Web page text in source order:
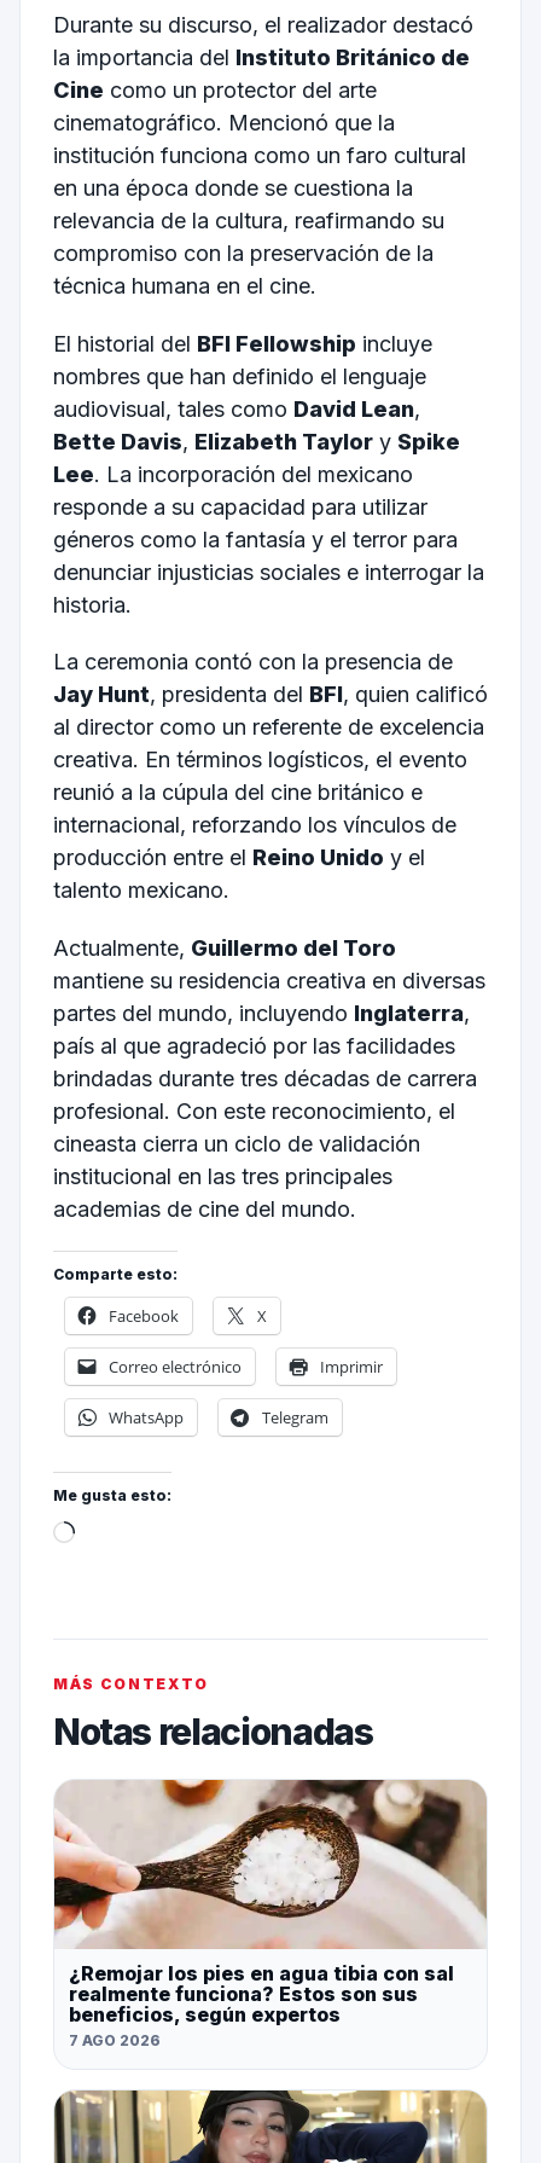
Durante su discurso, el realizador destacó
la importancia del Instituto Británico de
Cine como un protector del arte
cinematográfico. Mencionó que la
institución funciona como un faro cultural
en una época donde se cuestiona la
relevancia de la cultura, reafirmando su
compromiso con la preservación de la
técnica humana en el cine.
El historial del BFI Fellowship incluye
nombres que han definido el lenguaje
audiovisual, tales como David Lean,
Bette Davis, Elizabeth Taylory Spike
Lee. La incorporación del mexicano
responde a su capacidad para utilizar
géneros como la fantasía y el terror para
denunciar injusticias sociales e interrogar la
historia.
La ceremonia contó con la presencia de
Jay Hunt, presidenta del BFI, quien calificó
al director como un referente de excelencia
creativa. En términos logísticos, el evento
reunió a la cúpula del cine británico e
internacional, reforzando los vínculos de
producción entre el Reino Unido y el
talento mexicano.
Actualmente, Guillermo del Toro
mantiene su residencia creativa en diversas
partes del mundo, incluyendo Inglaterra,
país al que agradeció por las facilidades
brindadas durante tres décadas de carrera
profesional. Con este reconocimiento, el
cineasta cierra un ciclo de validación
institucional en las tres principales
academias de cine del mundo.
Comparte esto:
Facebook X
Correo electrónico Imprimir
WhatsApp Telegram
Me gusta esto:
MÁS CONTEXTO
Notas relacionadas
¿Remojar los pies en agua tibia con sal
realmente funciona? Estos son sus
beneficios, según expertos
7 AGO 2026